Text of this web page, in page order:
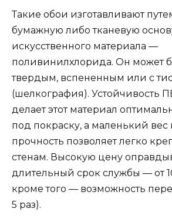
Такие обои изготавливают
бумажную либо тканевую
искусственного материала —
поливинилхлорида. Он может
твердым, вспененным или с
(шелкография). Устойчивость
делает этот материал
под покраску, а маленький вес
прочность позволяет легко
стенам. Высокую цену
длительный срок службы — от
кроме того — возможность
5 раз).